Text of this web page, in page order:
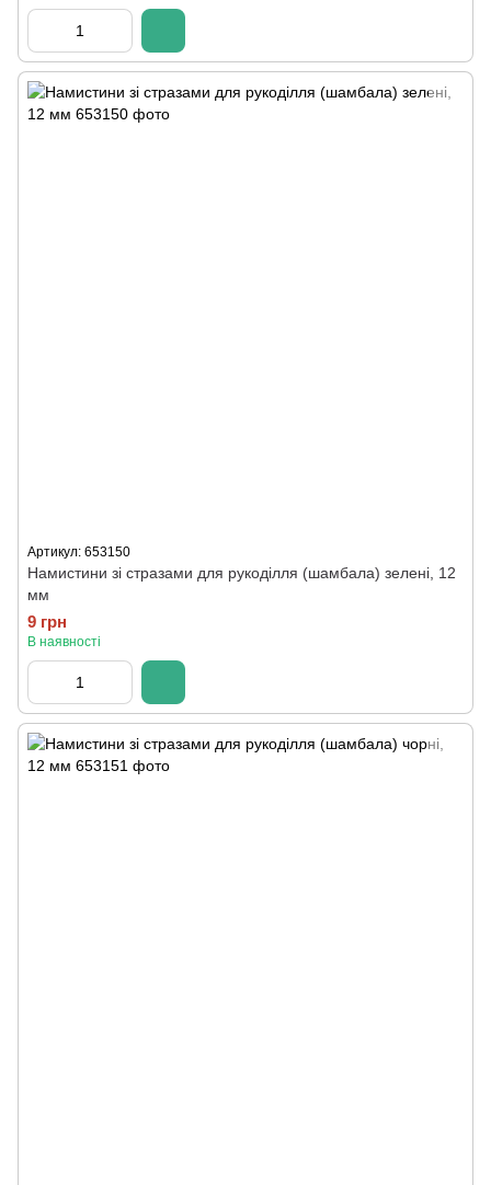
Артикул: 653150
Намистини зі стразами для рукоділля (шамбала) зелені, 12
мм
9 грн
В наявності